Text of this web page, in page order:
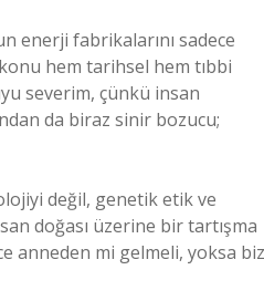
enerji fabrikalarını sadece
hem tarihsel hem tıbbi
severim, çünkü insan
da biraz sinir bozucu;
değil, genetik etik ve
doğası üzerine bir tartışma
anneden mi gelmeli, yoksa biz